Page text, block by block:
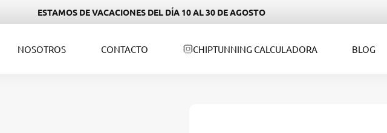
ESTAMOS DE VACACIONES DEL DÍA 10 AL 30 DE AGOSTO
NOSOTROS CONTACTO CHIPTUNNING CALCULADORA BLOG